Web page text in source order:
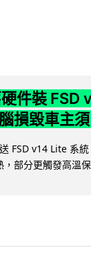
件裝 FSD
損毀車主
FSD v14 Lite 系
部分更觸發高溫